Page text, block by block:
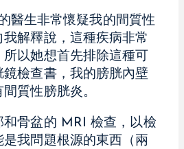
醫生非常懷疑我的間質性
解釋說，這種疾病非常
以她想首先排除這種可
檢查書，我的膀胱內壁
質性膀胱炎。
和骨盆的 MRI 檢查，以檢
我問題根源的東西（兩